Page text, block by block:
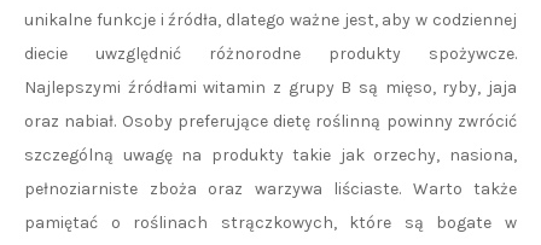
unikalne funkcje i źródła, dlatego ważne jest, aby w codziennej
diecie uwzględnić różnorodne produkty spożywcze.
Najlepszymi źródłami witamin z grupy B są mięso, ryby, jaja
oraz nabiał. Osoby preferujące dietę roślinną powinny zwrócić
szczególną uwagę na produkty takie jak orzechy, nasiona,
pełnoziarniste zboża oraz warzywa liściaste. Warto także
pamiętać o roślinach strączkowych, które są bogate w